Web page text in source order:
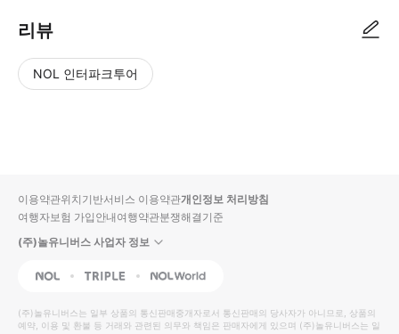
리뷰
NOL 인터파크투어
입니
다.
높
은
동
영
순
상
이용약관위치기반서비스 이용약관개인정보 처리방침
여행자보험 가입안내여행약관분쟁해결기준
(주)놀유니버스 사업자 정보
NOL Triple Interpark Global
(주)놀유니버스는 일부 상품의 통신판매중개자로서 통신판매의 당사자가 아니므로, 상품의
예약, 이용 및 환불 등 거래와 관련된 의무와 책임은 판매자에게 있으며 (주)놀유니버스는 일